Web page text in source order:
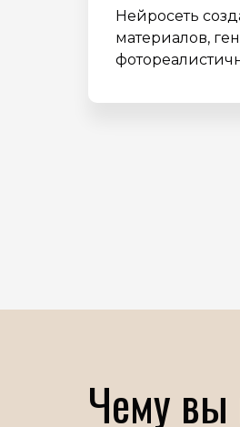
Нейросеть
материалов,
Чему вы